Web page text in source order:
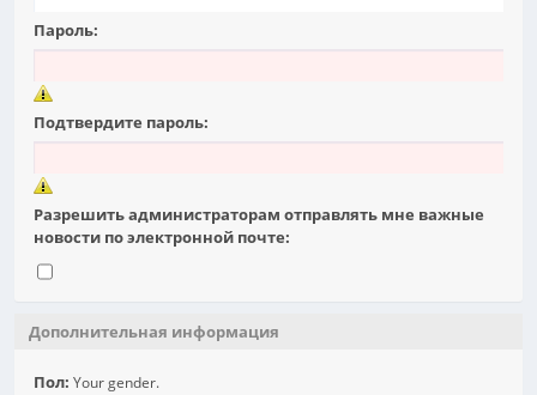
Пароль:
Подтвердите пароль:
Разрешить администраторам отправлять мне важные
новости по электронной почте:
Дополнительная информация
Пол: Your gender.